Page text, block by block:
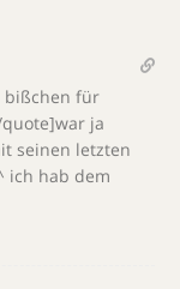
bißchen für
ja
seinen letzten
ich hab dem